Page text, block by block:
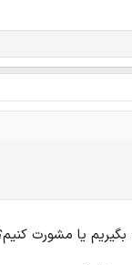
یا مشورت